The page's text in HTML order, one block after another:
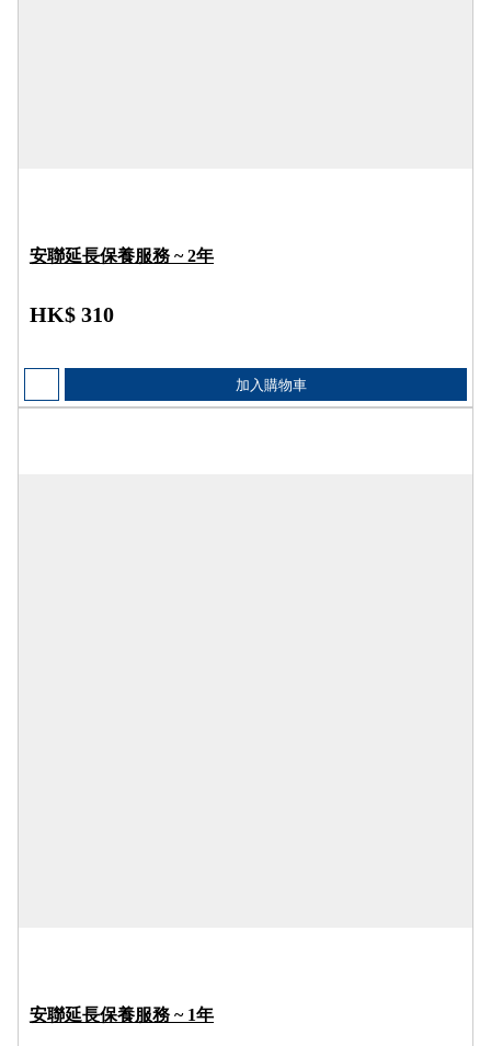
安聯延長保養服務 ~ 2年
HK$ 310
加入購物車
安聯延長保養服務 ~ 1年